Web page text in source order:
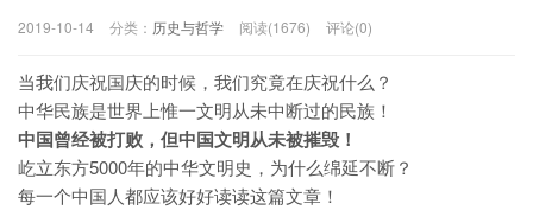
2019-10-14 分类： 历史与哲学 阅读(1676) 评论(0)
当我们庆祝国庆的时候，我们究竟在庆祝什么？
中华民族是世界上惟一文明从未中断过的民族！
中国曾经被打败，但中国文明从未被摧毁！
屹立东方5000年的中华文明史，为什么绵延不断？
每一个中国人都应该好好读读这篇文章！